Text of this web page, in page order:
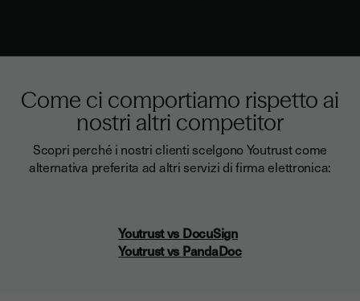
Come ci comportiamo rispetto ai
nostri altri competitor
Scopri perché i nostri clienti scelgono Youtrust come
alternativa preferita ad altri servizi di firma elettronica:
Youtrust vs DocuSign
Youtrust vs PandaDoc